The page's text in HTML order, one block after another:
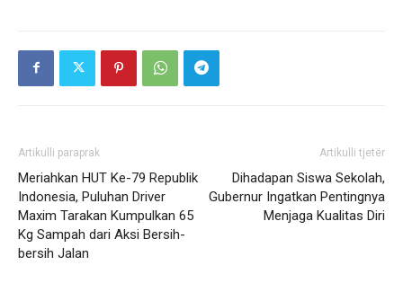
Artikulli paraprak
Meriahkan HUT Ke-79 Republik
Indonesia, Puluhan Driver
Maxim Tarakan Kumpulkan 65
Kg Sampah dari Aksi Bersih-
bersih Jalan
Artikulli tjetër
Dihadapan Siswa Sekolah,
Gubernur Ingatkan Pentingnya
Menjaga Kualitas Diri